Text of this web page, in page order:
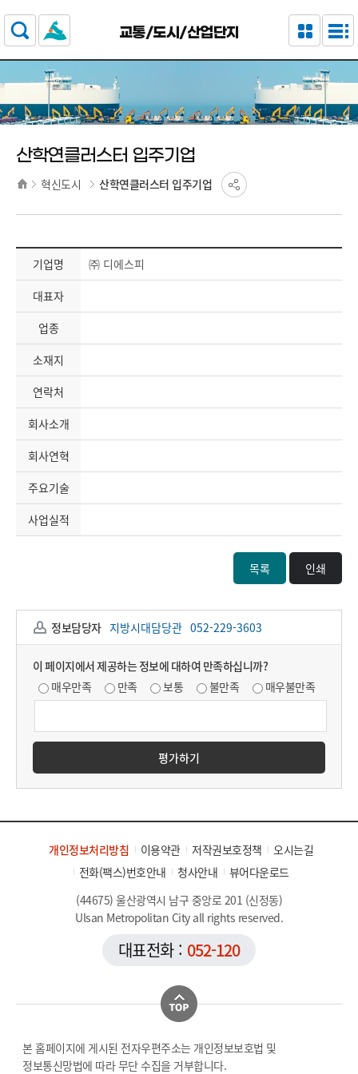
주요 메뉴로 건너뛰기
본문으로가기
교통/도시/산업단지
산학연클러스터 입주기업
혁신도시 산학연클러스터 입주기업
기업명
㈜ 디에스피
대표자
업종
소재지
연락처
회사소개
회사연혁
주요기술
사업실적
목록 인쇄
정보담당자 지방시대담당관 052-229-3603
이 페이지에서 제공하는 정보에 대하여 만족하십니까?
매우만족
만족 보통 불만족 매우불만족
평가하기
개인정보처리방침 이용약관 저작권보호정책
오시는길
전화(팩스)번호안내
청사안내
뷰어다운로드
(44675) 울산광역시 남구 중앙로 201 (신정동)
Ulsan Metropolitan City all rights reserved.
대표전화 : 052-120
본 홈페이지에 게시된 전자우편주소는 개인정보보호법 및
정보통신망법에 따라 무단 수집을 거부합니다.